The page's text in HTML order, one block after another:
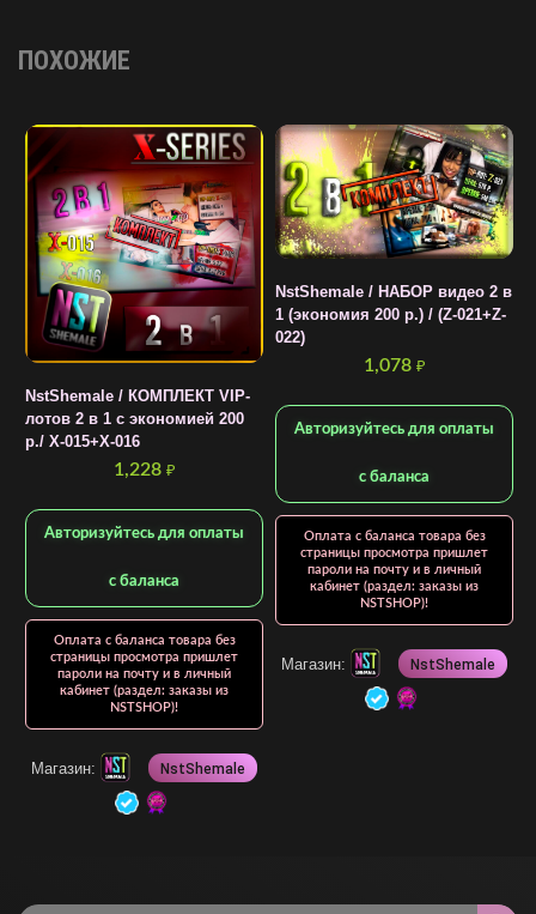
ПОХОЖИЕ
NstShemale / КОМПЛЕКТ VIP-
лотов 2 в 1 с экономией 200
р./ X-015+X-016
1,228 ₽
Авторизуйтесь для оплаты
с баланса
Оплата с баланса товара без
страницы просмотра пришлет
пароли на почту и в личный
кабинет (раздел: заказы из
NSTSHOP)!
Магазин: NstShemale
NstShemale / НАБОР видео 2 в
1 (экономия 200 р.) / (Z-021+Z-
022)
1,078 ₽
Авторизуйтесь для оплаты
с баланса
Оплата с баланса товара без
страницы просмотра пришлет
пароли на почту и в личный
кабинет (раздел: заказы из
NSTSHOP)!
Магазин: NstShemale